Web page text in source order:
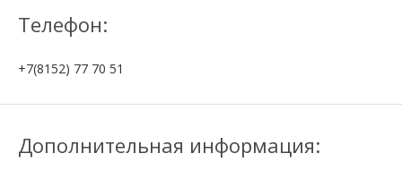
Телефон:
+7(8152) 77 70 51
Дополнительная информация: